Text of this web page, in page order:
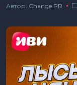
Автор: Сhange PR